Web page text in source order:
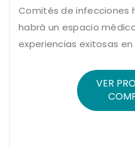
Comités de infecciones
habrá un espacio
experiencias exitosas
VER